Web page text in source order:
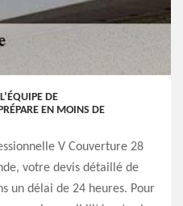
DE
EN MOINS DE
V Couverture 28
votre devis détaillé de
un délai de 24 heures. Pour